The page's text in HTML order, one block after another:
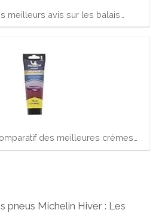
meilleurs avis sur les balais…
des meilleures crèmes…
pneus Michelin Hiver : Les